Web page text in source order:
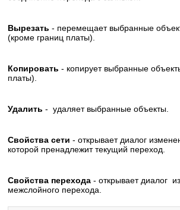
Вырезать - перемещает выбранные
(кроме границ платы).
Копировать - копирует выбранные
платы).
Удалить - удаляет выбранные объекты.
Свойства сети - открывает диалог
которой пренадлежит текущий переход.
Свойства перехода - открывает диалог
межслойного перехода.